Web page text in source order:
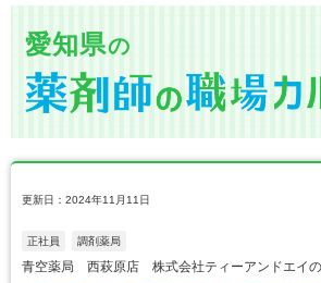
愛知県の
更新日：2024年11月11日
正社員 調剤薬局
青空薬局 西萩原店 株式会社ティーアンドエイの